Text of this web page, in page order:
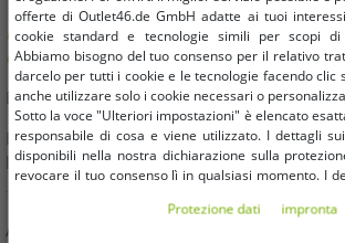
Hai domande o hai bisogno di aiuto?
consigliarti!
E-Mail:kundendienst@outlet46.de
La tua richiesta riceverà generalmente
lunedì al venerdì
ACQUISTA IN SICUREZZA
offerte di Outlet46.de GmbH adatte ai tuoi
cookie standard e tecnologie simili per scopi
Abbiamo bisogno del tuo consenso per il relativo
darcelo per tutti i cookie e le tecnologie facendo clic
anche utilizzare solo i cookie necessari o
Sotto la voce "Ulteriori impostazioni" è elencato
responsabile di cosa e viene utilizzato. I dettagli
disponibili nella nostra dichiarazione sulla
revocare il tuo consenso lì in qualsiasi momento. I
Protezione dati impronta